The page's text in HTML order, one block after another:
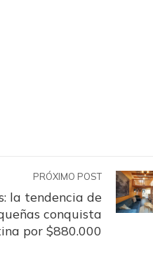
PRÓXIMO POST
la tendencia de
conquista
por $880.000